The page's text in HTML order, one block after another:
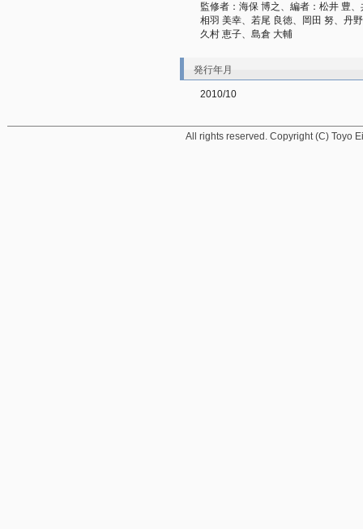
監修者：海保 博之、編者：松井 豊
相羽 美幸、若尾 良徳、岡田 努、丹
久村 恵子、島倉 大輔
発行年月
2010/10